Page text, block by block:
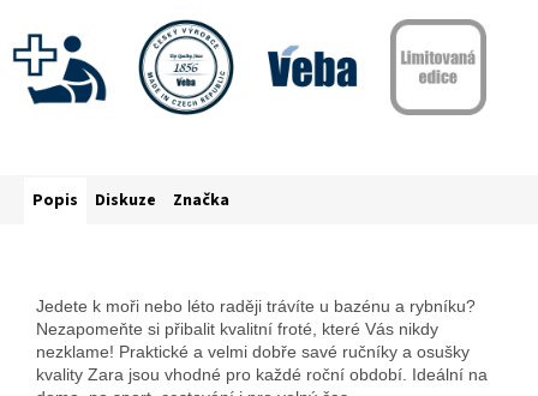
Popis Diskuze Značka
Jedete k moři nebo léto raději trávíte u bazénu a rybníku?
Nezapomeňte si přibalit kvalitní froté, které Vás nikdy
nezklame! Praktické a velmi dobře savé ručníky a osušky
kvality Zara jsou vhodné pro každé roční období. Ideální na